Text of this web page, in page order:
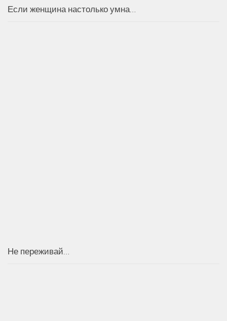
Если женщина настолько умна…
Не переживай…